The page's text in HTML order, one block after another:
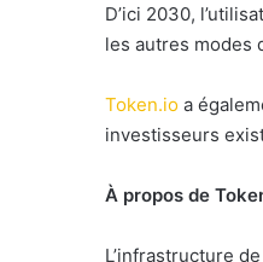
D’ici 2030,
les autres modes
Token.io a
investisseurs
À propos de
L’infrastructure